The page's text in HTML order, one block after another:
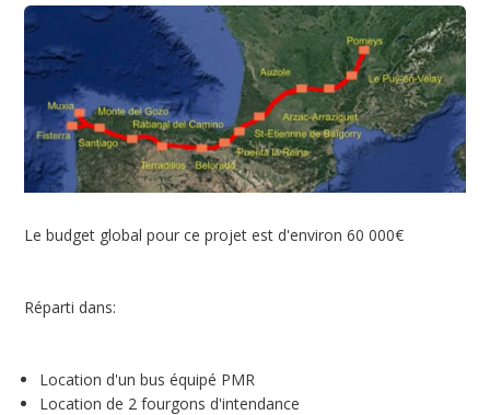
Le budget global pour ce projet est d'environ 60 000€
Réparti dans:
Location d'un bus équipé PMR
Location de 2 fourgons d'intendance